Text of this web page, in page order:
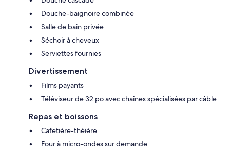
Douche-baignoire combinée
Salle de bain privée
Séchoir à cheveux
Serviettes fournies
Divertissement
Films payants
Téléviseur de 32 po avec chaînes spécialisées par câble
Repas et boissons
Cafetière-théière
Four à micro-ondes sur demande